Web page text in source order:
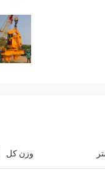
وزن کل